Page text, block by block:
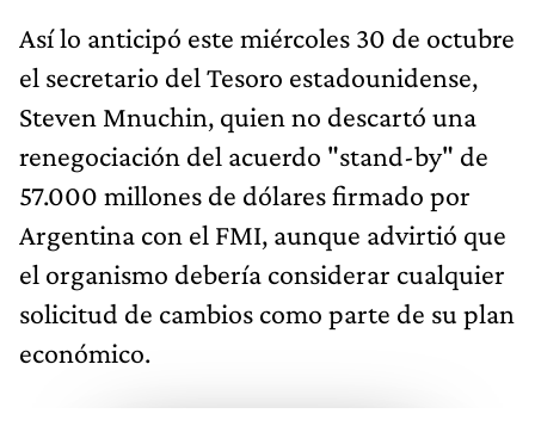
Así lo anticipó este miércoles 30 de octubre
el secretario del Tesoro estadounidense,
Steven Mnuchin, quien no descartó una
renegociación del acuerdo "stand-by" de
57.000 millones de dólares firmado por
Argentina con el FMI, aunque advirtió que
el organismo debería considerar cualquier
solicitud de cambios como parte de su plan
económico.